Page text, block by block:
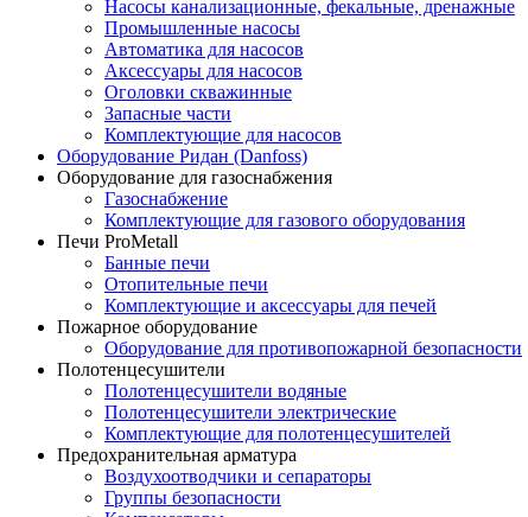
Насосы канализационные, фекальные, дренажные
Промышленные насосы
Автоматика для насосов
Аксессуары для насосов
Оголовки скважинные
Запасные части
Комплектующие для насосов
Оборудование Ридан (Danfoss)
Оборудование для газоснабжения
Газоснабжение
Комплектующие для газового оборудования
Печи ProMetall
Банные печи
Отопительные печи
Комплектующие и аксессуары для печей
Пожарное оборудование
Оборудование для противопожарной безопасности
Полотенцесушители
Полотенцесушители водяные
Полотенцесушители электрические
Комплектующие для полотенцесушителей
Предохранительная арматура
Воздухоотводчики и сепараторы
Группы безопасности